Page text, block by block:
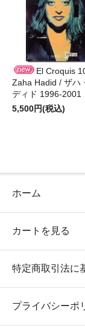
El Croquis
Zaha Hadid / ザハ
ディド 1996-2001
5,500円(税込)
ホーム
カートを見る
特定商取引法に
プライバシーポ